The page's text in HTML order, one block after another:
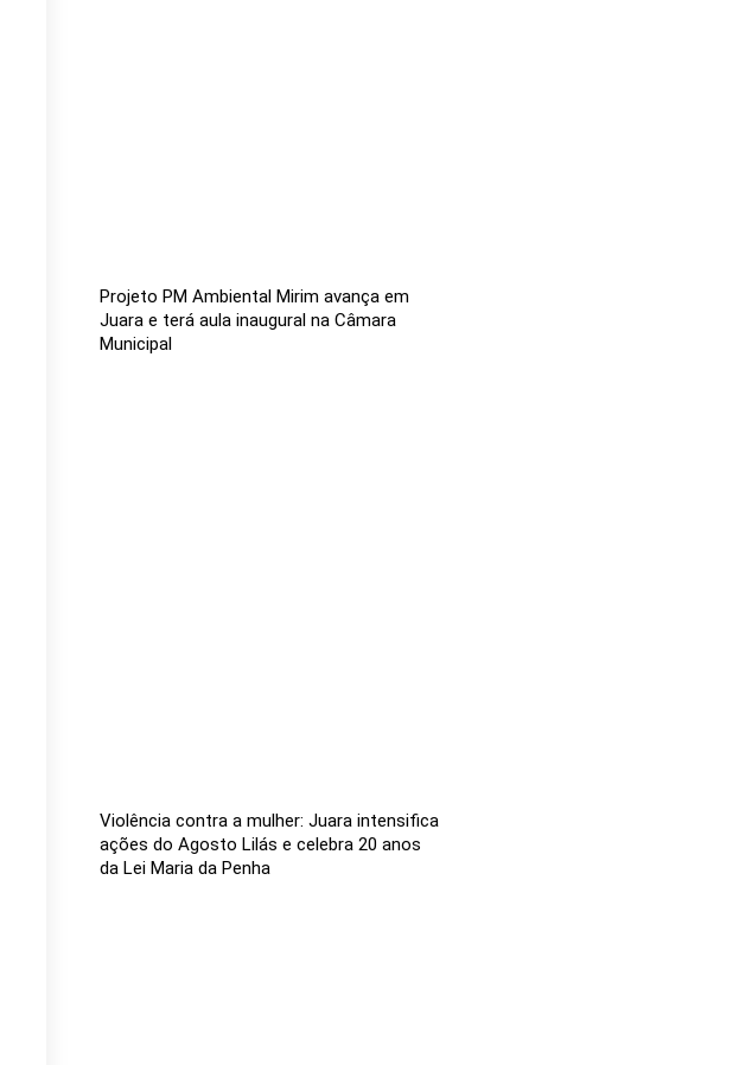
Projeto PM Ambiental Mirim avança em
Juara e terá aula inaugural na Câmara
Municipal
Violência contra a mulher: Juara intensifica
ações do Agosto Lilás e celebra 20 anos
da Lei Maria da Penha